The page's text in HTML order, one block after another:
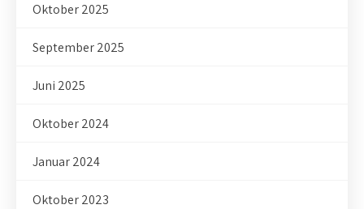
Oktober 2025
September 2025
Juni 2025
Oktober 2024
Januar 2024
Oktober 2023